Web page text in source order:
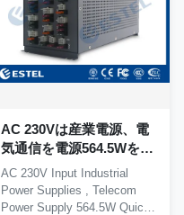
AC 230Vは産業電源、電
気通信を電源564.5Wを入
れた
AC 230V Input Industrial
Power Supplies , Telecom
Power Supply 564.5W Quick